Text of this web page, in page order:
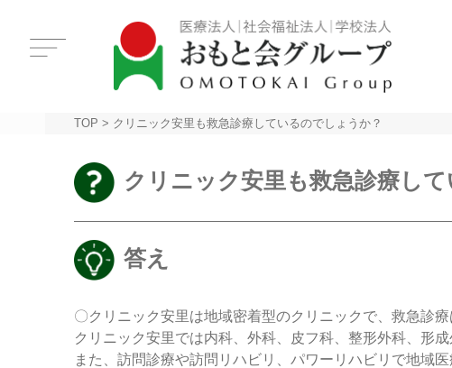
TOP > クリニック安里も救急診療しているのでしょうか？
クリニック安里も救急診療し
答え
〇クリニック安里は地域密着型のクリニックで、救急診療
クリニック安里では内科、外科、皮フ科、整形外科、形成
また、訪問診療や訪問リハビリ、パワーリハビリで地域